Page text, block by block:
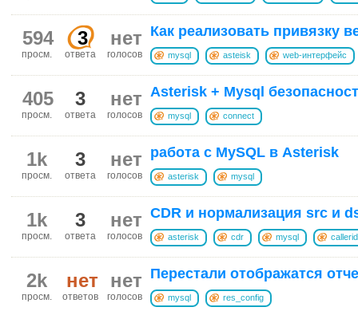
нет
голосов
3
ответа
594
просм.
Как реализовать привязку
mysql asteisk web-интерфейс
нет
голосов
3
ответа
405
просм.
Asterisk + Mysql
mysql connect
нет
голосов
3
ответа
1k
просм.
работа с MySQL в Asterisk
asterisk mysql
нет
голосов
3
ответа
1k
просм.
CDR и нормализация src и
asterisk cdr mysql callerid
нет
голосов
нет
ответов
2k
просм.
Перестали отображатся
mysql res_config